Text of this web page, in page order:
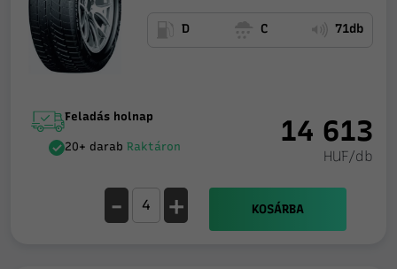
D C 71db
Feladás holnap
20+ darabRaktáron 14 613
HUF/db
- + KOSÁRBA